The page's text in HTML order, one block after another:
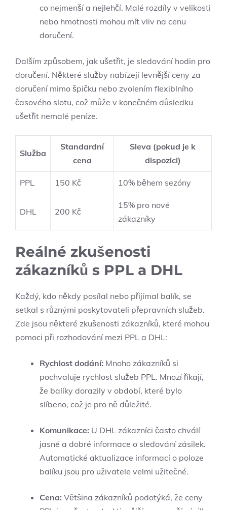
co nejmenší a nejlehčí. Malé rozdíly v velikosti
nebo hmotnosti mohou mít vliv na cenu
doručení.
Dalším způsobem, jak ušetřit, je sledování hodin pro
doručení. Některé služby nabízejí levnější ceny za
doručení mimo špičku nebo zvolením flexiblního
časového slotu, což může v konečném důsledku
ušetřit nemalé peníze.
Služba
Standardní
cena
Sleva (pokud je k
dispozici)
PPL 150 Kč 10% během sezóny
DHL 200 Kč
15% pro nové
zákazníky
Reálné zkušenosti
zákazníků s PPL a DHL
Každý, kdo někdy posílal nebo přijímal balík, se
setkal s různými poskytovateli přepravních služeb.
Zde jsou některé zkušenosti zákazníků, které mohou
pomoci při rozhodování mezi PPL a DHL:
Rychlost dodání: Mnoho zákazníků si
pochvaluje rychlost služeb PPL. Mnozí říkají,
že balíky dorazily v období, které bylo
slíbeno, což je pro ně důležité.
Komunikace: U DHL zákazníci často chválí
jasné a dobré informace o sledování zásilek.
Automatické aktualizace informací o poloze
balíku jsou pro uživatele velmi užitečné.
Cena: Většina zákazníků podotýká, že ceny